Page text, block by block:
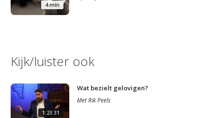
Contact
4 min
Kijk/luister ook
1:23:31
Wat bezielt gelovigen?
MetRik Peels